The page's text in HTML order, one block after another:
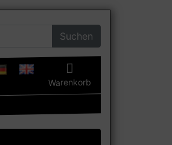
Suchen
Warenkorb